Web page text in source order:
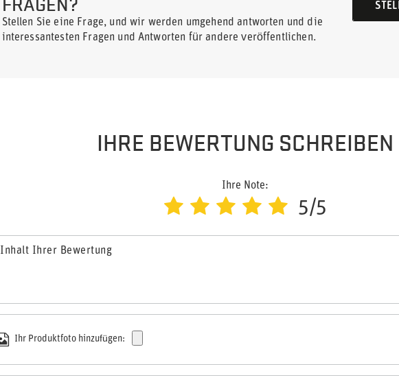
Stellen Sie eine Frage, und wir werden umgehend antworten und die
interessantesten Fragen und Antworten für andere veröffentlichen.
IHRE BEWERTUNG SCHREIBEN
Ihre Note:
5/5
Inhalt Ihrer Bewertung
Ihr Produktfoto hinzufügen: